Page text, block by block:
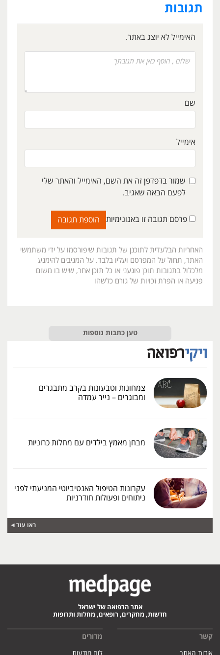
תגובות
האימייל לא יוצג באתר.
שם
אימייל
שמור בדפדפן זה את השם, האימייל והאתר שלי
לפעם הבאה שאגיב.
פרסם תגובה זו באנונימיות
האחריות הבלעדית לתוכנן של תגובות שיפורסמו על ידי משתמשי
האתר, תחול על המפרסם ועליו בלבד. על המגיבים להימנע
מלכלול בתגובות תוכן פוגעני או כל תוכן אחר, שיש בו משום
פגיעה או הפרת זכויות של גורם כלשהו
טען כתבות נוספות
צמחונות וטבעונות בקרב מתבגרים
ומבוגרים – נייר עמדה
מבחן מאמץ בילדים עם מחלות כרוניות
עקרונות הטיפול האנטיביוטי המניעתי לפני
ניתוחים ופעולות חודרניות
ראו עוד
אתר הרפואה של ישראל
חדשות, מחקרים, רופאים, מחלות ותרופות
קשר מדורים